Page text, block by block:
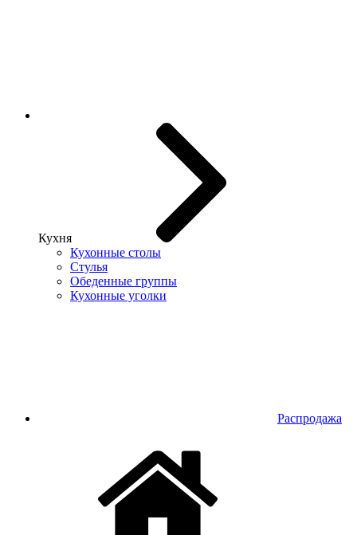
Кухня
Кухонные столы
Стулья
Обеденные группы
Кухонные уголки
Распродажа